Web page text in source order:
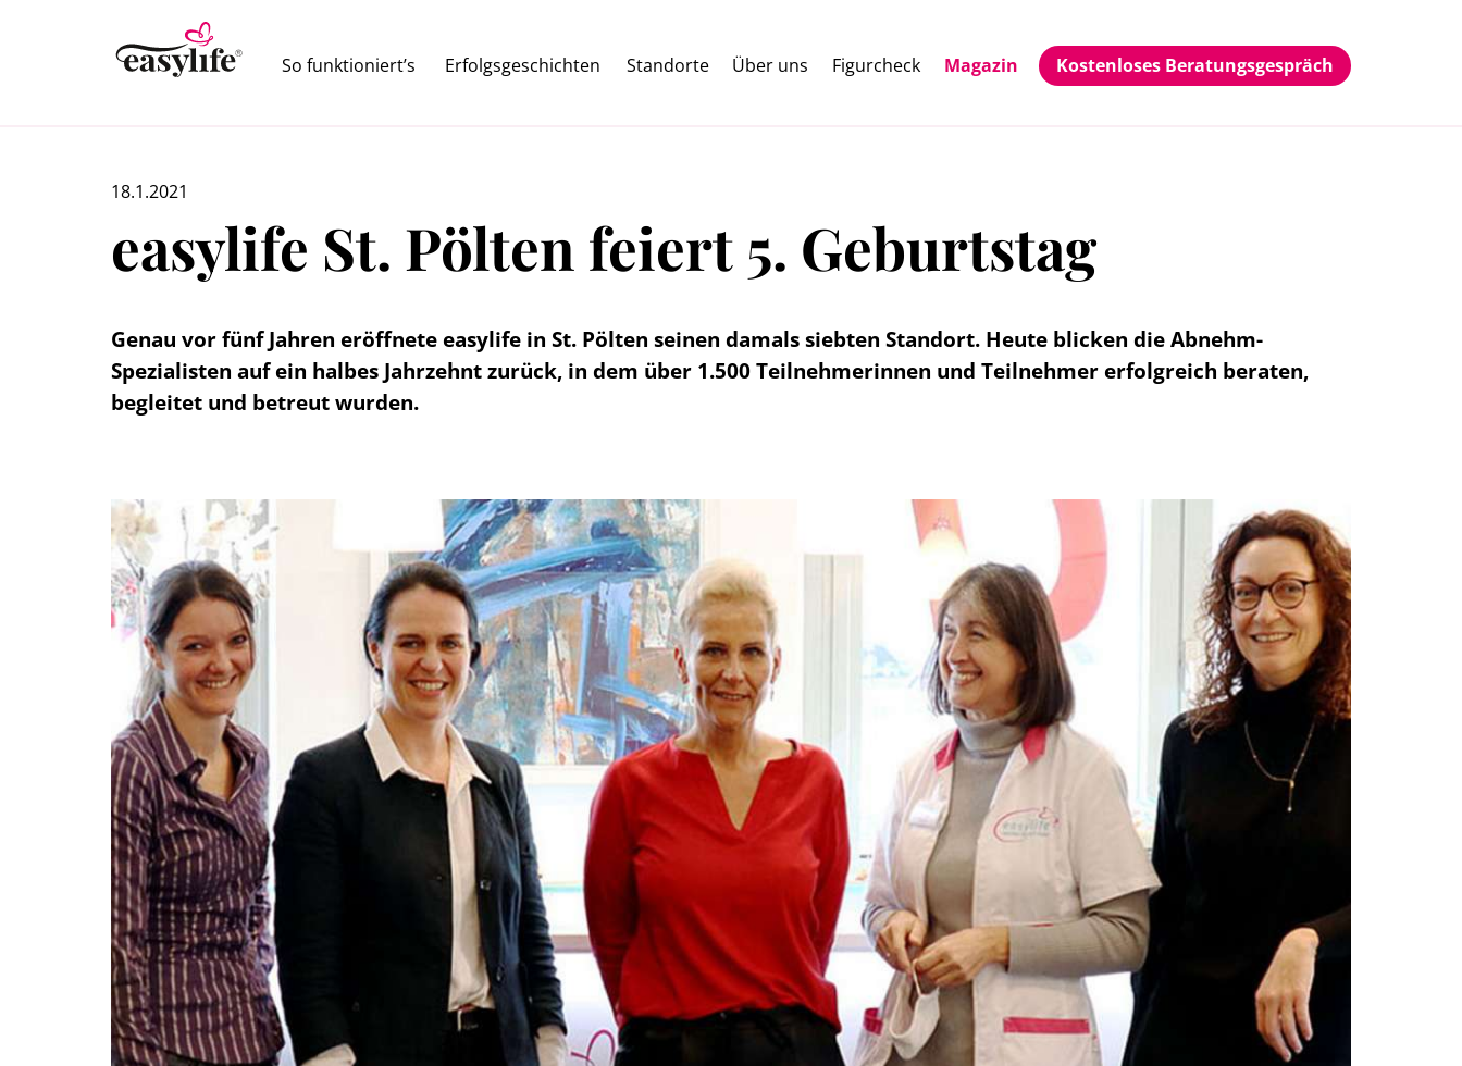
So funktioniert’s Erfolgsgeschichten Standorte Über uns Figurcheck Magazin Kostenloses Beratungsgespräch
18.1.2021
easylife St. Pölten feiert 5. Geburtstag
Genau vor fünf Jahren eröffnete easylife in St. Pölten seinen damals siebten Standort. Heute blicken die Abnehm-
Spezialisten auf ein halbes Jahrzehnt zurück, in dem über 1.500 Teilnehmerinnen und Teilnehmer erfolgreich beraten,
begleitet und betreut wurden.